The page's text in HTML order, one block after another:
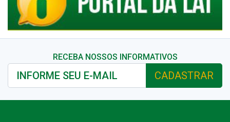
RECEBA NOSSOS INFORMATIVOS
CADASTRAR